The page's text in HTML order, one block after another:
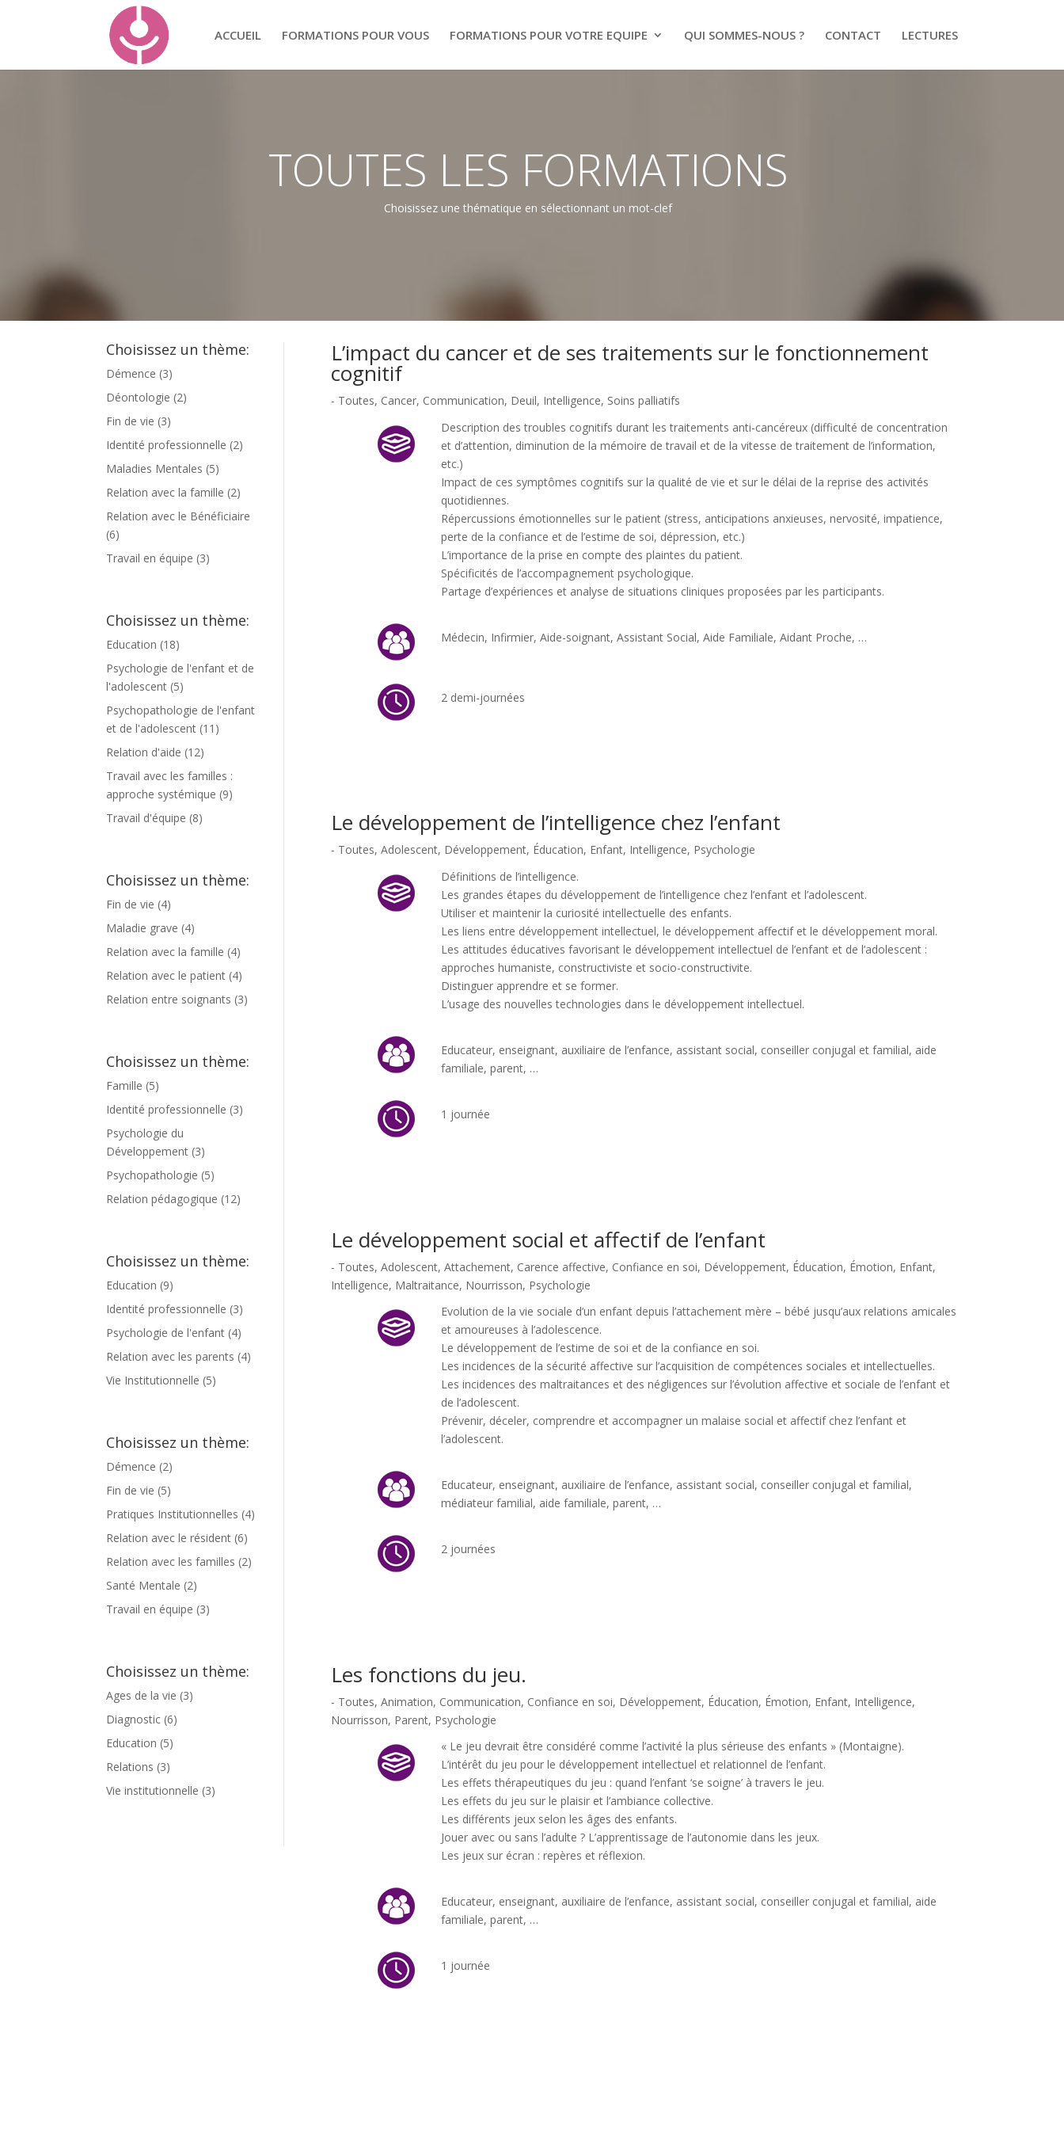
ACCUEIL FORMATIONS POUR VOUS FORMATIONS POUR VOTRE EQUIPE QUI SOMMES-NOUS ? CONTACT LECTURES
TOUTES LES FORMATIONS
Choisissez une thématique en sélectionnant un mot-clef
Choisissez un thème:
Démence (3)
Déontologie (2)
Fin de vie (3)
Identité professionnelle (2)
Maladies Mentales (5)
Relation avec la famille (2)
Relation avec le Bénéficiaire
(6)
Travail en équipe (3)
Choisissez un thème:
Education (18)
Psychologie de l'enfant et de
l'adolescent (5)
Psychopathologie de l'enfant
et de l'adolescent (11)
Relation d'aide (12)
Travail avec les familles :
approche systémique (9)
Travail d'équipe (8)
Choisissez un thème:
Fin de vie (4)
Maladie grave (4)
Relation avec la famille (4)
Relation avec le patient (4)
Relation entre soignants (3)
Choisissez un thème:
Famille (5)
Identité professionnelle (3)
Psychologie du
Développement (3)
Psychopathologie (5)
Relation pédagogique (12)
Choisissez un thème:
Education (9)
Identité professionnelle (3)
Psychologie de l'enfant (4)
Relation avec les parents (4)
Vie Institutionnelle (5)
Choisissez un thème:
Démence (2)
Fin de vie (5)
Pratiques Institutionnelles (4)
Relation avec le résident (6)
Relation avec les familles (2)
Santé Mentale (2)
Travail en équipe (3)
Choisissez un thème:
Ages de la vie (3)
Diagnostic (6)
Education (5)
Relations (3)
Vie institutionnelle (3)
L’impact du cancer et de ses traitements sur le fonctionnement
cognitif
- Toutes, Cancer, Communication, Deuil, Intelligence, Soins palliatifs
Description des troubles cognitifs durant les traitements anti-cancéreux (difficulté de concentration
et d’attention, diminution de la mémoire de travail et de la vitesse de traitement de l’information,
etc.)
Impact de ces symptômes cognitifs sur la qualité de vie et sur le délai de la reprise des activités
quotidiennes.
Répercussions émotionnelles sur le patient (stress, anticipations anxieuses, nervosité, impatience,
perte de la confiance et de l’estime de soi, dépression, etc.)
L’importance de la prise en compte des plaintes du patient.
Spécificités de l’accompagnement psychologique.
Partage d’expériences et analyse de situations cliniques proposées par les participants.
Médecin, Infirmier, Aide-soignant, Assistant Social, Aide Familiale, Aidant Proche, …
2 demi-journées
Le développement de l’intelligence chez l’enfant
- Toutes, Adolescent, Développement, Éducation, Enfant, Intelligence, Psychologie
Définitions de l’intelligence.
Les grandes étapes du développement de l’intelligence chez l’enfant et l’adolescent.
Utiliser et maintenir la curiosité intellectuelle des enfants.
Les liens entre développement intellectuel, le développement affectif et le développement moral.
Les attitudes éducatives favorisant le développement intellectuel de l’enfant et de l’adolescent :
approches humaniste, constructiviste et socio-constructivite.
Distinguer apprendre et se former.
L’usage des nouvelles technologies dans le développement intellectuel.
Educateur, enseignant, auxiliaire de l’enfance, assistant social, conseiller conjugal et familial, aide
familiale, parent, …
1 journée
Le développement social et affectif de l’enfant
- Toutes, Adolescent, Attachement, Carence affective, Confiance en soi, Développement, Éducation, Émotion, Enfant,
Intelligence, Maltraitance, Nourrisson, Psychologie
Evolution de la vie sociale d’un enfant depuis l’attachement mère – bébé jusqu’aux relations amicales
et amoureuses à l’adolescence.
Le développement de l’estime de soi et de la confiance en soi.
Les incidences de la sécurité affective sur l’acquisition de compétences sociales et intellectuelles.
Les incidences des maltraitances et des négligences sur l’évolution affective et sociale de l’enfant et
de l’adolescent.
Prévenir, déceler, comprendre et accompagner un malaise social et affectif chez l’enfant et
l’adolescent.
Educateur, enseignant, auxiliaire de l’enfance, assistant social, conseiller conjugal et familial,
médiateur familial, aide familiale, parent, …
2 journées
Les fonctions du jeu.
- Toutes, Animation, Communication, Confiance en soi, Développement, Éducation, Émotion, Enfant, Intelligence,
Nourrisson, Parent, Psychologie
« Le jeu devrait être considéré comme l’activité la plus sérieuse des enfants » (Montaigne).
L’intérêt du jeu pour le développement intellectuel et relationnel de l’enfant.
Les effets thérapeutiques du jeu : quand l’enfant ‘se soigne’ à travers le jeu.
Les effets du jeu sur le plaisir et l’ambiance collective.
Les différents jeux selon les âges des enfants.
Jouer avec ou sans l’adulte ? L’apprentissage de l’autonomie dans les jeux.
Les jeux sur écran : repères et réflexion.
Educateur, enseignant, auxiliaire de l’enfance, assistant social, conseiller conjugal et familial, aide
familiale, parent, …
1 journée